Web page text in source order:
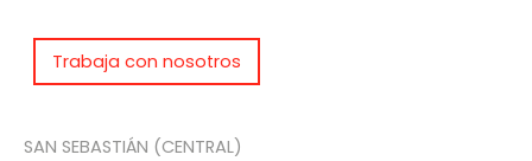
Trabaja con nosotros
SAN SEBASTIÁN (CENTRAL)